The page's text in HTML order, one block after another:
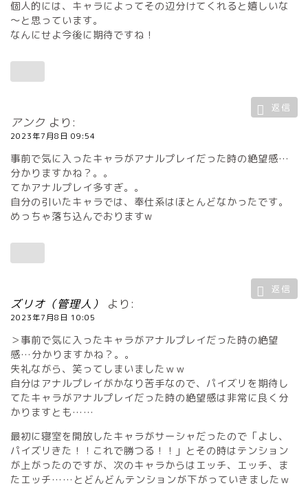
個人的には、キャラによってその辺分けてくれると嬉しいな
～と思っています。
なんにせよ今後に期待ですね！
返信
アンク より:
2023年7月8日 09:54
事前で気に入ったキャラがアナルプレイだった時の絶望感…
分かりますかね？。。
てかアナルプレイ多すぎ。。
自分の引いたキャラでは、奉仕系はほとんどなかったです。
めっちゃ落ち込んでおりますw
返信
ズリオ（管理人） より:
2023年7月8日 10:05
＞事前で気に入ったキャラがアナルプレイだった時の絶望
感…分かりますかね？。。
失礼ながら、笑ってしまいましたｗｗ
自分はアナルプレイがかなり苦手なので、パイズリを期待し
てたキャラがアナルプレイだった時の絶望感は非常に良く分
かりますとも……
最初に寝室を開放したキャラがサーシャだったので「よし、
パイズリきた！！これで勝つる！！」とその時はテンション
が上がったのですが、次のキャラからはエッチ、エッチ、ま
たエッチ……とどんどんテンションが下がっていきましたｗ